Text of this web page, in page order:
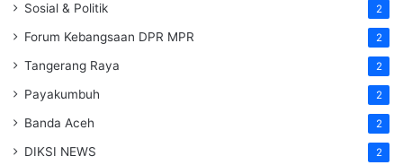
Sosial & Politik 2
Forum Kebangsaan DPR MPR 2
Tangerang Raya 2
Payakumbuh 2
Banda Aceh 2
DIKSI NEWS 2